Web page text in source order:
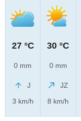
27 °C
0 mm
J
3 km/h
30 °C
0 mm
JZ
8 km/h